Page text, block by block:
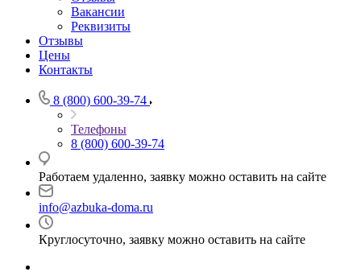
Вакансии
Реквизиты
Отзывы
Цены
Контакты
8 (800) 600-39-74
Телефоны
8 (800) 600-39-74
Работаем удаленно, заявку можно оставить на сайте
info@azbuka-doma.ru
Круглосуточно, заявку можно оставить на сайте